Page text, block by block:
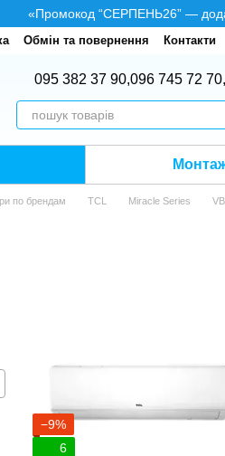
«Промокод “СЕРПЕНЬ26” —
Обмін та повернення Контакти
095 382 37 90,096 745 72
по брендам TCL Miracle Series
−9%
6